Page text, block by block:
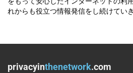
れからも役立つ情報発信をし続けていき
privacyinthenetwork.com